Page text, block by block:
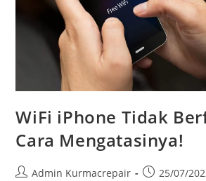
WiFi iPhone Tidak
Cara Mengatasinya!
Admin Kurmacrepair 25/07/